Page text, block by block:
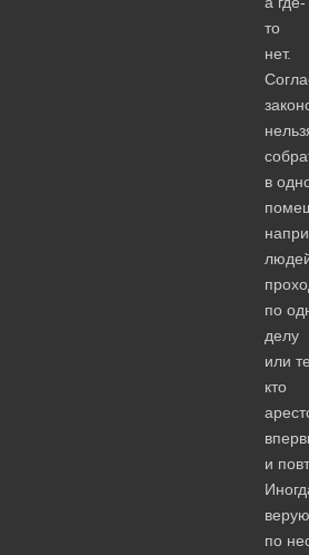
то
нет.
в
по
делу
или
кто
и
по